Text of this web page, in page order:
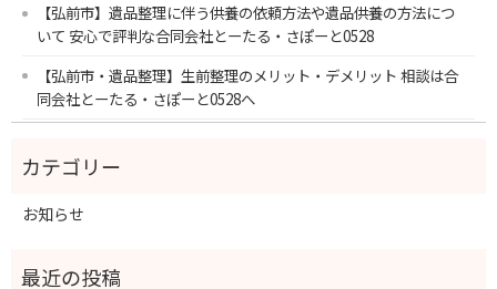
【弘前市】遺品整理に伴う供養の依頼方法や遺品供養の方法につ
いて 安心で評判な合同会社とーたる・さぽーと0528
【弘前市・遺品整理】生前整理のメリット・デメリット 相談は合
同会社とーたる・さぽーと0528へ
お知らせ